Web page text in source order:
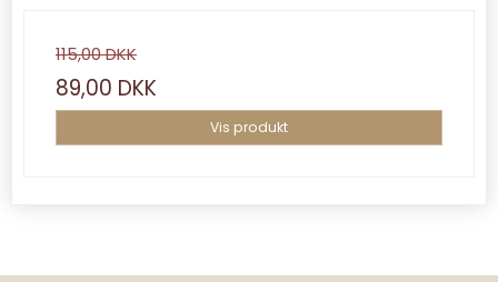
115,00 DKK
89,00 DKK
Vis produkt